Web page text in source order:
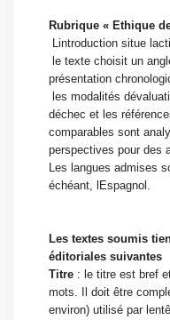
Rubrique « Ethique
 Lintroduction situe
 le texte choisit un
présentation
 les modalités
déchec et les
comparables sont
perspectives pour des
Les langues admises
échéant, lEspagnol.
Les textes soumis
éditoriales suivantes
Titre : le titre est bref
mots. Il doit être
environ) utilisé par